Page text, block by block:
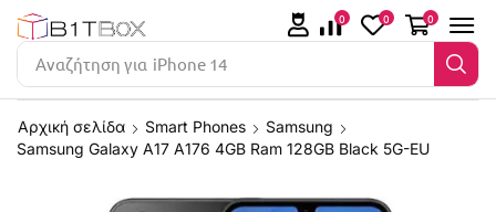
Αναζήτηση για iPhone 14
0 0 0
Αρχική σελίδα Smart Phones
Samsung
Samsung Galaxy A17 A176 4GB Ram 128GB Black 5G-EU